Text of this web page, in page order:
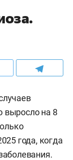
выросло на 8
года, когда